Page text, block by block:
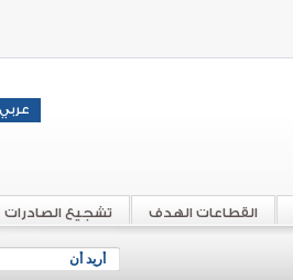
تشجيع الصادرات القطاعات الهدف
أريد أن